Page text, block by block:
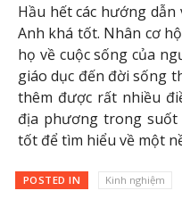
Hầu hết các hướng
Anh khá tốt. Nhân cơ
họ về cuộc sống của
giáo dục đến đời sống
thêm được rất nhiều
địa phương trong suốt
tốt để tìm hiểu về một
POSTED IN Kinh nghiệm